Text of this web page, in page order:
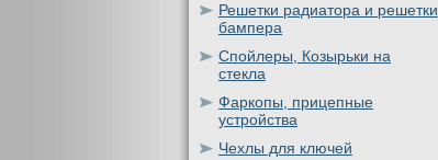
Решетки радиатора и решетки
бампера
Спойлеры, Козырьки на
стекла
Фаркопы, прицепные
устройства
Чехлы для ключей